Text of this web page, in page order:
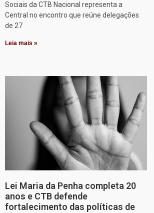
Sociais da CTB Nacional representa a
Central no encontro que reúne delegações
de 27
Leia mais »
Lei Maria da Penha completa 20
anos e CTB defende
fortalecimento das políticas de